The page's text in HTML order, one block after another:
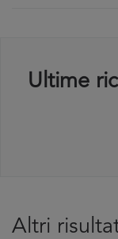
Ultime
Altri